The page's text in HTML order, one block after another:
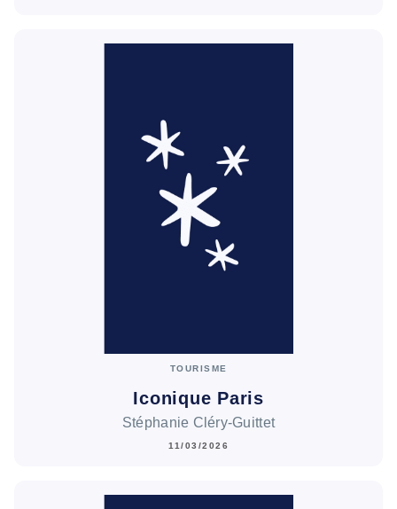
TOURISME
Iconique Paris
Stéphanie Cléry-Guittet
11/03/2026